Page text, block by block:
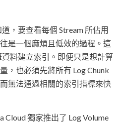
，要查看每個 Stream 所佔用
是一個麻煩且低效的過程。這
料建立索引。即便只是想計算
，也必須先將所有 Log Chunk
無法通過相關的索引指標來快
Cloud 獨家推出了 Log Volume